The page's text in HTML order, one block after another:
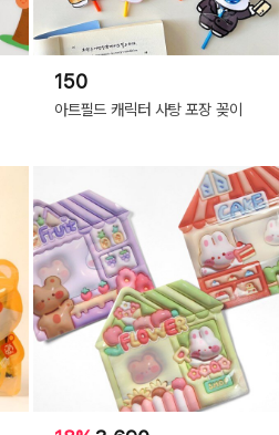
150
아트필드 캐릭터 사탕 포장 꽂이